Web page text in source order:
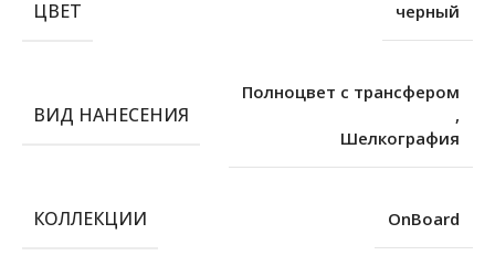
ЦВЕТ черный
ВИД НАНЕСЕНИЯ
Полноцвет с трансфером
,
Шелкография
КОЛЛЕКЦИИ OnBoard